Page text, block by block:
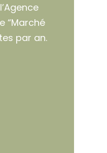
“Marché
par an.